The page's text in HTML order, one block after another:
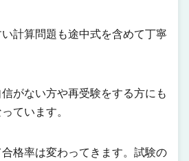
計算問題も途中式を含めて丁寧
がない方や再受験をする方にも
ています。
格率は変わってきます。試験の